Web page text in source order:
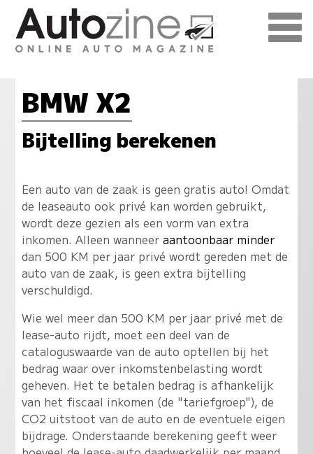
BMW X2
Bijtelling berekenen
Een auto van de zaak is geen gratis auto! Omdat
de leaseauto ook privé kan worden gebruikt,
wordt deze gezien als een vorm van extra
inkomen. Alleen wanneer aantoonbaar minder
dan 500 KM per jaar privé wordt gereden met de
auto van de zaak, is geen extra bijtelling
verschuldigd.
Wie wel meer dan 500 KM per jaar privé met de
lease-auto rijdt, moet een deel van de
cataloguswaarde van de auto optellen bij het
bedrag waar over inkomstenbelasting wordt
geheven. Het te betalen bedrag is afhankelijk
van het fiscaal inkomen (de "tariefgroep"), de
CO2 uitstoot van de auto en de eventuele eigen
bijdrage. Onderstaande berekening geeft weer